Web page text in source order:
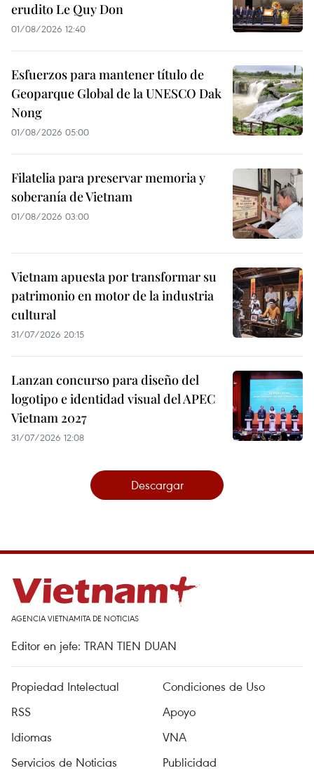
erudito Le Quy Don
01/08/2026 12:40
Esfuerzos para mantener título de
Geoparque Global de la UNESCO Dak
Nong
01/08/2026 05:00
Filatelia para preservar memoria y
soberanía de Vietnam
01/08/2026 03:00
Vietnam apuesta por transformar su
patrimonio en motor de la industria
cultural
31/07/2026 20:15
Lanzan concurso para diseño del
logotipo e identidad visual del APEC
Vietnam 2027
31/07/2026 12:08
Descargar
AGENCIA VIETNAMITA DE NOTICIAS
Editor en jefe: TRAN TIEN DUAN
Propiedad Intelectual
Condiciones de Uso
RSS
Apoyo
Idiomas
VNA
Servicios de Noticias
Publicidad